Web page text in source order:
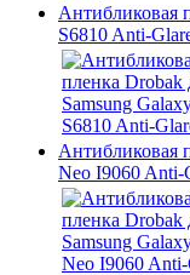
Антибликовая
S6810 Anti-
Антибликовая
Neo I9060 Anti-